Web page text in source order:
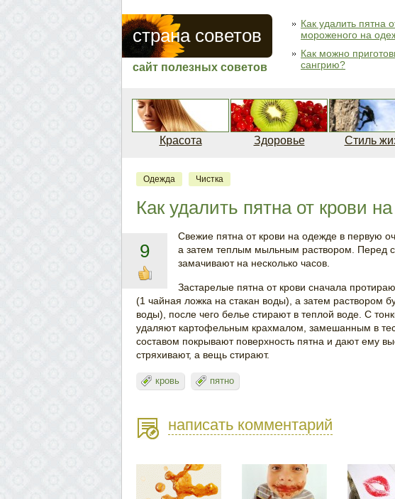
страна советов
сайт полезных советов
Как удалить пятна
мороженого на
Как можно
сангрию?
Красота Здоровье Стиль
Одежда Чистка
Как удалить пятна от крови
9
Свежие пятна от крови на одежде в первую
а затем теплым мыльным раствором. Перед
замачивают на несколько часов.
Застарелые пятна от крови сначала
(1 чайная ложка на стакан воды), а затем раствором
воды), после чего белье стирают в теплой воде. С
удаляют картофельным крахмалом, замешанным в
составом покрывают поверхность пятна и дают ему
стряхивают, а вещь стирают.
кровь пятно
написать комментарий